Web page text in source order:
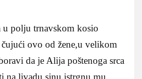
u polju trnavskom kosio
ovo od žene,u velikom
da je Alija poštenoga srca
na livadu sinu,istrgnu mu